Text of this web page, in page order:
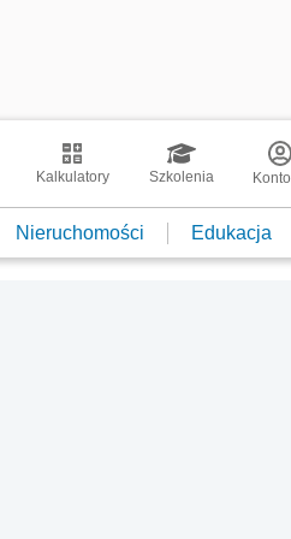
Kalkulatory Szkolenia Konto
Nieruchomości Edukacja